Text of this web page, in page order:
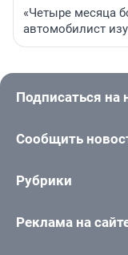
«Четыре месяца
автомобилист
Подписаться на
Сообщить
Рубрики
Реклама на